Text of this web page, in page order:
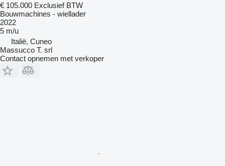
€ 105.000 Exclusief BTW
Bouwmachines - wiellader
2022
5 m/u
Italië, Cuneo
Massucco T. srl
Contact opnemen met verkoper